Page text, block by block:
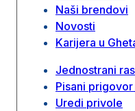
Naši brendovi
Novosti
Karijera u
Jednostrani
Pisani
Uredi privole